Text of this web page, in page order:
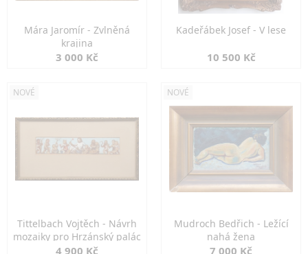
Mára Jaromír - Zvlněná
krajina
3 000 Kč
Kadeřábek Josef - V lese
10 500 Kč
NOVÉ
Tittelbach Vojtěch - Návrh
mozaiky pro Hrzánský palác
4 900 Kč
NOVÉ
Mudroch Bedřich - Ležící
nahá žena
7 000 Kč